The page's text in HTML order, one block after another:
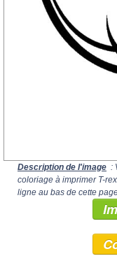
Description de l'image :
coloriage à imprimer T-
ligne au bas de cette